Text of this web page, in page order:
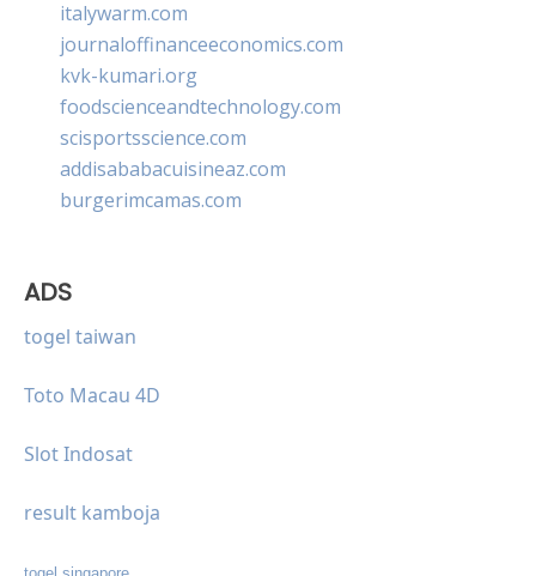
italywarm.com
journaloffinanceeconomics.com
kvk-kumari.org
foodscienceandtechnology.com
scisportsscience.com
addisababacuisineaz.com
burgerimcamas.com
ADS
togel taiwan
Toto Macau 4D
Slot Indosat
result kamboja